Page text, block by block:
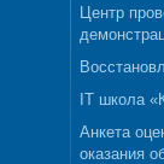
Центр
IT школа
Анкета
оказания